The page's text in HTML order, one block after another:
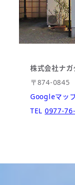
株式会社ナ
〒874-0845
Googleマッ
TEL 0977-